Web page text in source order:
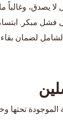
فشل مبكر.
لضمان
تحتها